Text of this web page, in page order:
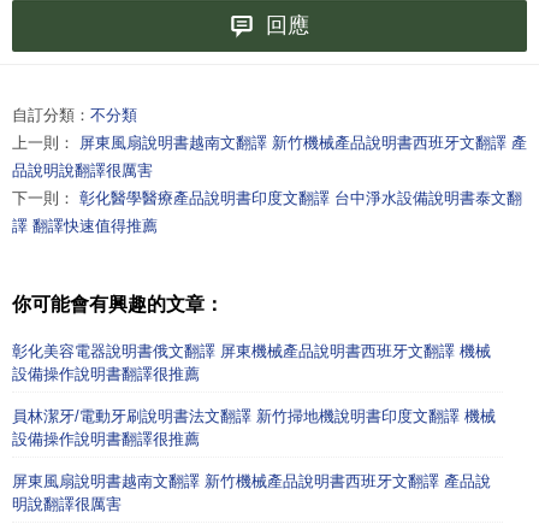
回應
自訂分類： 不分類
上一則： 屏東風扇說明書越南文翻譯 新竹機械產品說明書西班牙文翻譯 產
品說明說翻譯很厲害
下一則： 彰化醫學醫療產品說明書印度文翻譯 台中淨水設備說明書泰文翻
譯 翻譯快速值得推薦
你可能會有興趣的文章：
彰化美容電器說明書俄文翻譯 屏東機械產品說明書西班牙文翻譯 機械
設備操作說明書翻譯很推薦
員林潔牙/電動牙刷說明書法文翻譯 新竹掃地機說明書印度文翻譯 機械
設備操作說明書翻譯很推薦
屏東風扇說明書越南文翻譯 新竹機械產品說明書西班牙文翻譯 產品說
明說翻譯很厲害